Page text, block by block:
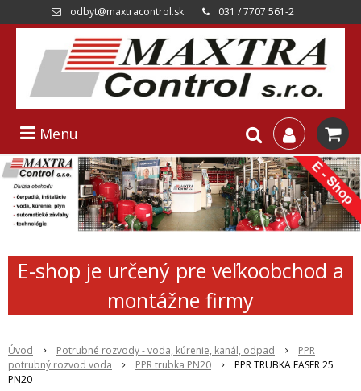
odbyt@maxtracontrol.sk 031 / 7707 561-2
Menu
E-shop je určený pre veľkoobchod a
montážne firmy
Úvod Potrubné rozvody - voda, kúrenie, kanál, odpad
PPR
potrubný rozvod voda
PPR trubka PN20
PPR TRUBKA FASER 25
PN20